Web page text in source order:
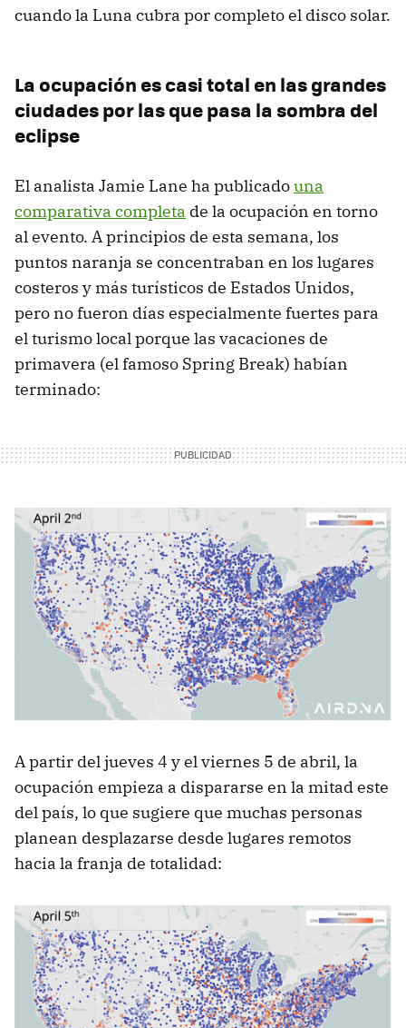
cuando la Luna cubra por completo el disco solar.
La ocupación es casi total en las grandes
ciudades por las que pasa la sombra del
eclipse
El analista Jamie Lane ha publicadouna
comparativa completa de la ocupación en torno
al evento. A principios de esta semana, los
puntos naranja se concentraban en los lugares
costeros y más turísticos de Estados Unidos,
pero no fueron días especialmente fuertes para
el turismo local porque las vacaciones de
primavera (el famoso Spring Break) habían
terminado:
A partir del jueves 4 y el viernes 5 de abril, la
ocupación empieza a dispararse en la mitad este
del país, lo que sugiere que muchas personas
planean desplazarse desde lugares remotos
hacia la franja de totalidad: